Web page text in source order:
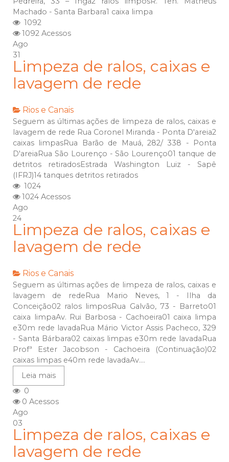
Machado - Santa Barbara1 caixa limpa
1092
1092 Acessos
Ago
31
Limpeza de ralos, caixas e
lavagem de rede
Rios e Canais
Seguem as últimas ações de limpeza de ralos, caixas e
lavagem de rede Rua Coronel Miranda - Ponta D'areia2
caixas limpasRua Barão de Mauá, 282/ 338 - Ponta
D'areiaRua São Lourenço - São Lourenço01 tanque de
detritos retiradosEstrada Washington Luiz - Sapê
(IFRJ)14 tanques detritos retirados
1024
1024 Acessos
Ago
24
Limpeza de ralos, caixas e
lavagem de rede
Rios e Canais
Seguem as últimas ações de limpeza de ralos, caixas e
lavagem de redeRua Mario Neves, 1 - Ilha da
Conceição02 ralos limposRua Galvão, 73 - Barreto01
caixa limpaAv. Rui Barbosa - Cachoeira01 caixa limpa
e30m rede lavadaRua Mário Victor Assis Pacheco, 329
- Santa Bárbara02 caixas limpas e30m rede lavadaRua
Profª Ester Jacobson - Cachoeira (Continuação)02
caixas limpas e40m rede lavadaAv....
Leia mais
0
0 Acessos
Ago
03
Limpeza de ralos, caixas e
lavagem de rede